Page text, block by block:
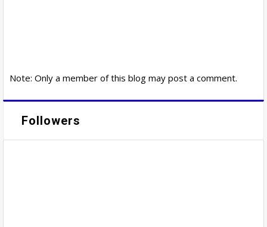
Note: Only a member of this blog may post a comment.
Followers